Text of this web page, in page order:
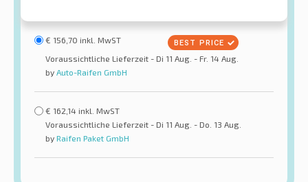
€ 156,70 inkl. MwST
Voraussichtliche Lieferzeit - Di 11 Aug. - Fr. 14 Aug.
by Auto-Raifen GmbH
€ 162,14 inkl. MwST
Voraussichtliche Lieferzeit - Di 11 Aug. - Do. 13 Aug.
by Raifen Paket GmbH